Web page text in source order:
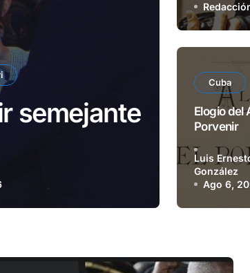
los
Cuba
Elogio del
Porvenir
Luis
González
Ago 6,